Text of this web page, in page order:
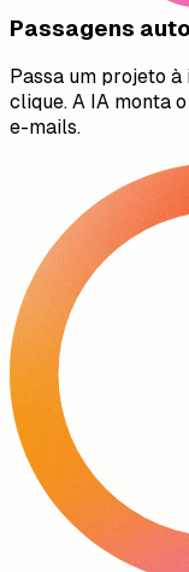
Passagens
Passa um projeto
clique. A IA monta
e-mails.